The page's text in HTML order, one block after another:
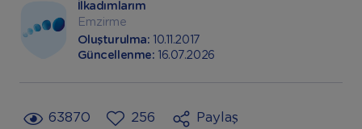
İlkadımlarım
Emzirme
Oluşturulma:
10.11.2017
Güncellenme:
16.07.2026
63870 256 Paylaş